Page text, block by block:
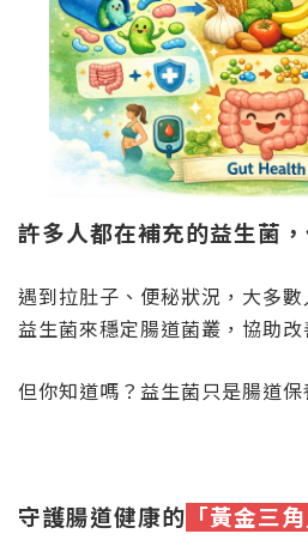
許多人都在補充的益生菌
遇到拉肚子、便秘狀況，大多
益生菌來穩定腸道菌叢，協助改
但你知道嗎？益生菌只是腸道保
守護腸道健康的 「黃金三角